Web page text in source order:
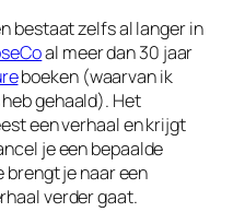
bestaat zelfs al langer in
al meer dan 30 jaar
boeken (waarvan ik
gehaald). Het
een verhaal en krijgt
je een bepaalde
brengt je naar een
verder gaat.